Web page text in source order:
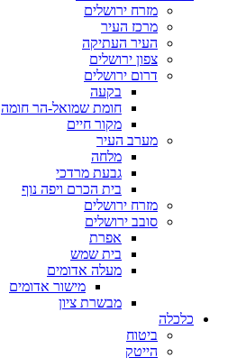
מזרח ירושלים
מרכז העיר
העיר העתיקה
צפון ירושלים
דרום ירושלים
בקעה
חומת שמואל-הר חומה
מקור חיים
מערב העיר
מלחה
גבעת מרדכי
בית הכרם ויפה נוף
מזרח ירושלים
סובב ירושלים
אפרת
בית שמש
מעלה אדומים
מישור אדומים
מבשרת ציון
כלכלה
ביטוח
הייטק